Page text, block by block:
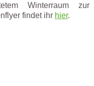
Winterraum zur
findet ihr hier.